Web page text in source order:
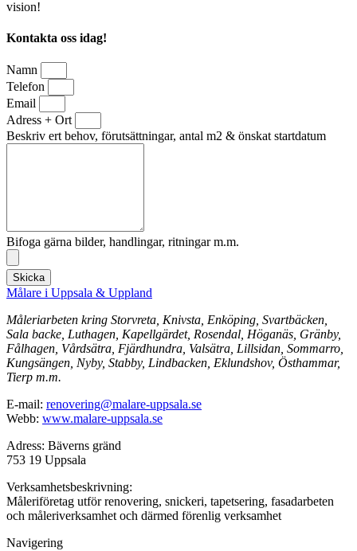
vision!
Kontakta oss idag!
Namn
Telefon
Email
Adress + Ort
Beskriv ert behov, förutsättningar, antal m2 & önskat startdatum
Bifoga gärna bilder, handlingar, ritningar m.m.
Skicka
Målare i Uppsala & Uppland
Måleriarbeten kring Storvreta, Knivsta, Enköping, Svartbäcken,
Sala backe, Luthagen, Kapellgärdet, Rosendal, Höganäs, Gränby,
Fålhagen, Vårdsätra, Fjärdhundra, Valsätra, Lillsidan, Sommarro,
Kungsängen, Nyby, Stabby, Lindbacken, Eklundshov, Östhammar,
Tierp m.m.
E-mail: renovering@malare-uppsala.se
Webb: www.malare-uppsala.se
Adress: Bäverns gränd
753 19 Uppsala
Verksamhetsbeskrivning:
Måleriföretag utför renovering, snickeri, tapetsering, fasadarbeten
och måleriverksamhet och därmed förenlig verksamhet
Navigering